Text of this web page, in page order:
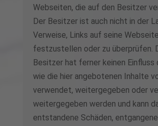
Webseiten, die auf den Besitzer
Der Besitzer ist auch nicht in der
Verweise, Links auf seine
festzustellen oder zu überprüfen.
Besitzer hat ferner keinen Einfluss
wie die hier angebotenen Inhalte
verwendet, weitergegeben oder
weitergegeben werden und kann
entstandene Schäden,